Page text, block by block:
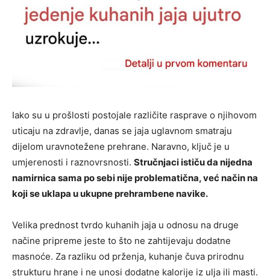
Iako su u prošlosti postojale različite rasprave o njihovom
uticaju na zdravlje, danas se jaja uglavnom smatraju
dijelom uravnotežene prehrane. Naravno, ključ je u
umjerenosti i raznovrsnosti. Stručnjaci ističu da nijedna
namirnica sama po sebi nije problematična, već način na
koji se uklapa u ukupne prehrambene navike.
Velika prednost tvrdo kuhanih jaja u odnosu na druge
načine pripreme jeste to što ne zahtijevaju dodatne
masnoće. Za razliku od prženja, kuhanje čuva prirodnu
strukturu hrane i ne unosi dodatne kalorije iz ulja ili masti.